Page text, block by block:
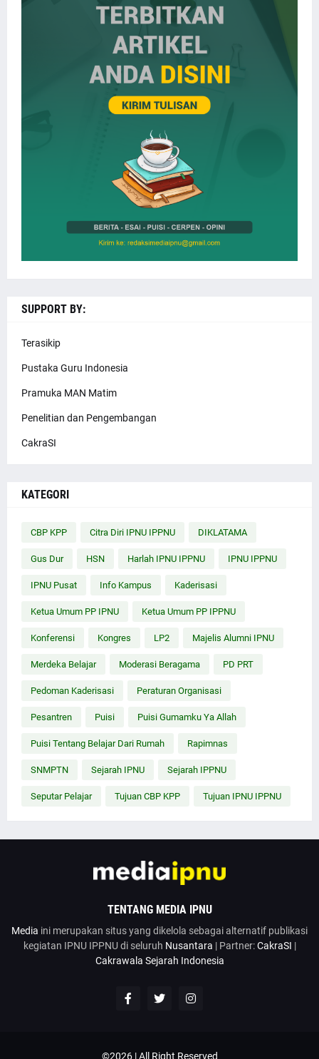
SUPPORT BY:
Terasikip
Pustaka Guru Indonesia
Pramuka MAN Matim
Penelitian dan Pengembangan
CakraSI
KATEGORI
CBP KPP Citra Diri IPNU IPPNU DIKLATAMA
Gus Dur HSN Harlah IPNU IPPNU IPNU IPPNU
IPNU Pusat Info Kampus Kaderisasi
Ketua Umum PP IPNU Ketua Umum PP IPPNU
Konferensi Kongres LP2 Majelis Alumni IPNU
Merdeka Belajar Moderasi Beragama PD PRT
Pedoman Kaderisasi Peraturan Organisasi
Pesantren Puisi Puisi Gumamku Ya Allah
Puisi Tentang Belajar Dari Rumah Rapimnas
SNMPTN Sejarah IPNU Sejarah IPPNU
Seputar Pelajar Tujuan CBP KPP Tujuan IPNU IPPNU
TENTANG MEDIA IPNU
Media ini merupakan situs yang dikelola sebagai alternatif publikasi
kegiatan IPNU IPPNU di seluruh Nusantara | Partner:CakraSI |
Cakrawala Sejarah Indonesia
©2026 | All Right Reserved